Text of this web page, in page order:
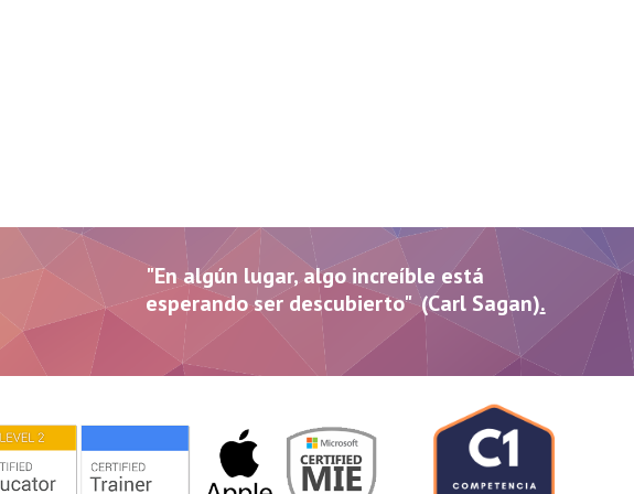
"En algún lugar, algo increíble está
esperando ser descubierto" (Carl Sagan).